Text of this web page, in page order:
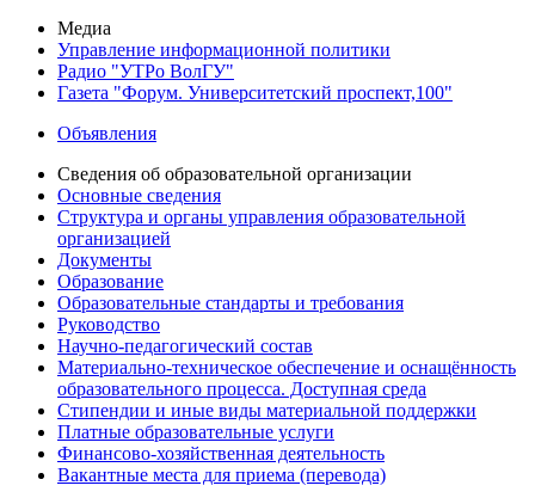
Медиа
Управление информационной политики
Радио "УТРо ВолГУ"
Газета "Форум. Университетский проспект,100"
Объявления
Сведения об образовательной организации
Основные сведения
Структура и органы управления образовательной
организацией
Документы
Образование
Образовательные стандарты и требования
Руководство
Научно-педагогический состав
Материально-техническое обеспечение и оснащённость
образовательного процесса. Доступная среда
Стипендии и иные виды материальной поддержки
Платные образовательные услуги
Финансово-хозяйственная деятельность
Вакантные места для приема (перевода)